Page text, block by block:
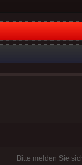
Bitte melden Sie